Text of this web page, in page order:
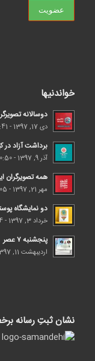
خواندنیها
دوسالانه تصویرگری تا ۱۲
دی 17, 1397 - 7:41 ق.ظ
برداشت آزاد
آذر 9, 1397 - 10:50 ق.ظ
همه تصویرگران
مهر 21, 1397 - 7:05 ق.ظ
دو نمایشگاه
خرداد 3, 1397 - 9:14 ب.ظ
پنجشنبه ۷ عصر
اردیبهشت 11, 1397 - 7:47 ق.ظ
نشان ثبتِ رسانه